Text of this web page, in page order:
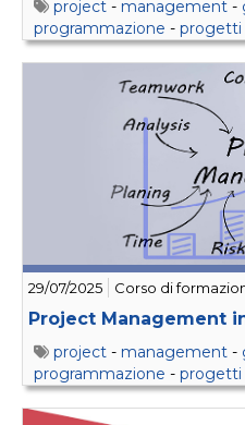
project - management -
programmazione - progetti
29/07/2025 Corso di
Project Management
project - management -
programmazione - progetti